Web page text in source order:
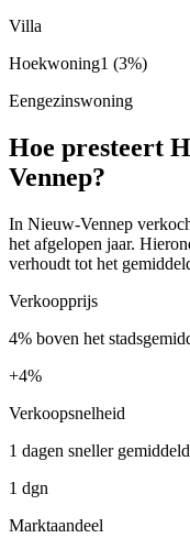
Villa
Hoekwoning1 (3%)
Eengezinswoning
Hoe presteert
Vennep?
In Nieuw-Vennep
het afgelopen jaar.
verhoudt tot het
Verkoopprijs
4% boven het
+4%
Verkoopsnelheid
1 dagen sneller gemiddeld
1 dgn
Marktaandeel